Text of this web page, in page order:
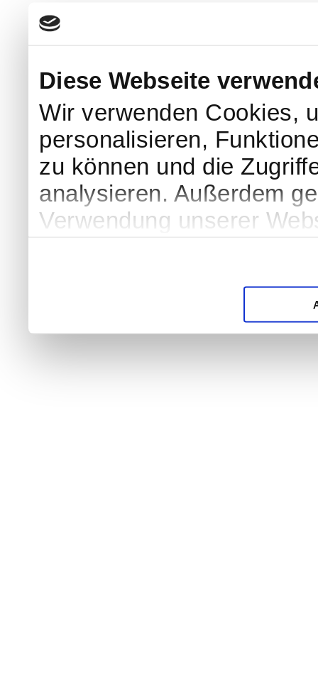
Diese Webseite
Wir verwenden Cookies,
personalisieren,
zu können und die
analysieren. Außerdem
Verwendung unserer
weiteren Daten
haben oder die sie im